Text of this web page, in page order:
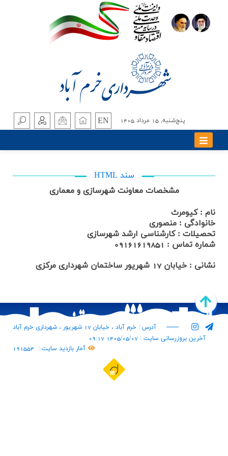
پنج‌شنبه, 15 مرداد 1405 EN
سند HTML
مشخصات معاونت شهرسازی و معماری
نام : کیومرث
خانوادگي : منصوری
تحصیلات : کارشناسی ارشد شهرسازی
شماره تماس : 09161619851
نشانی : خیابان 17 شهریور ساختمان شهرداری مرکزی
آدرس : خرم آباد ، خیابان 17 شهریور ، شهرداری خرم آباد
آخرین بروزرسانی سایت : 1405/05/07 09:17
آمار بازدید سایت :
191554